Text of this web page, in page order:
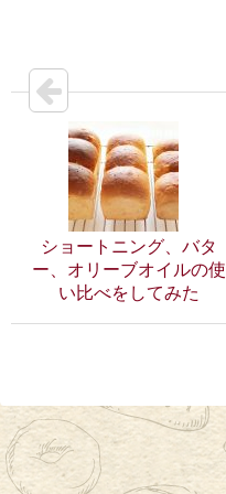
ショートニング、バタ
ー、オリーブオイルの使
い比べをしてみた